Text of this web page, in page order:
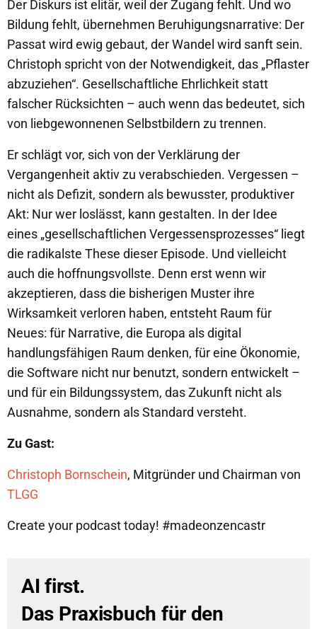
Der Diskurs ist elitär, weil der Zugang fehlt. Und wo
Bildung fehlt, übernehmen Beruhigungsnarrative: Der
Passat wird ewig gebaut, der Wandel wird sanft sein.
Christoph spricht von der Notwendigkeit, das „Pflaster
abzuziehen“. Gesellschaftliche Ehrlichkeit statt
falscher Rücksichten – auch wenn das bedeutet, sich
von liebgewonnenen Selbstbildern zu trennen.
Er schlägt vor, sich von der Verklärung der
Vergangenheit aktiv zu verabschieden. Vergessen –
nicht als Defizit, sondern als bewusster, produktiver
Akt: Nur wer loslässt, kann gestalten. In der Idee
eines „gesellschaftlichen Vergessensprozesses“ liegt
die radikalste These dieser Episode. Und vielleicht
auch die hoffnungsvollste. Denn erst wenn wir
akzeptieren, dass die bisherigen Muster ihre
Wirksamkeit verloren haben, entsteht Raum für
Neues: für Narrative, die Europa als digital
handlungsfähigen Raum denken, für eine Ökonomie,
die Software nicht nur benutzt, sondern entwickelt –
und für ein Bildungssystem, das Zukunft nicht als
Ausnahme, sondern als Standard versteht.
Zu Gast:
Christoph Bornschein, Mitgründer und Chairman von
TLGG
Create your podcast today! #madeonzencastr
AI first.
Das Praxisbuch für den